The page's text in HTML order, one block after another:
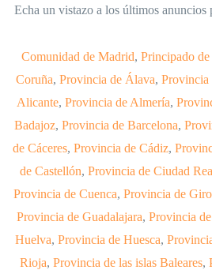
Echa un vistazo a los últimos
Comunidad de Madrid, Principado
Coruña, Provincia de Álava, Provincia
Alicante, Provincia de Almería,
Badajoz, Provincia de Barcelona,
de Cáceres, Provincia de Cádiz,
de Castellón, Provincia de Ciudad
Provincia de Cuenca, Provincia de
Provincia de Guadalajara, Provincia
Huelva, Provincia de Huesca,
Rioja, Provincia de las islas Baleares,